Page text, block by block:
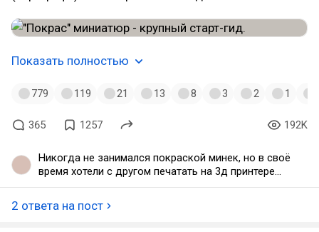
Показать полностью
779 119 21 13 8 3 2 1
365 1257 192K
Никогда не занимался покраской минек, но в своё
время хотели с другом печатать на 3д принтере
фигурки, да отдавать нашей подруге которая
статью в который раз убедился что это даже не
2 ответа на пост